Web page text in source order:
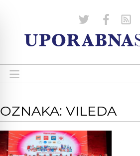
OZNAKA: VILEDA